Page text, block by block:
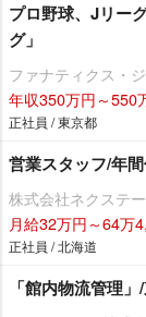
プロ野球、Jリー
グ」
ファナティクス・
年収350万円～550
正社員 / 東京都
営業スタッフ/年
株式会社ネクステ
月給32万円～64万
正社員 / 北海道
「館内物流管理